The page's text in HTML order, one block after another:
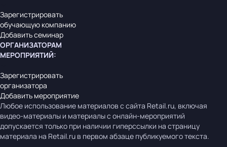
Зарегистрировать
обучающую компанию
Добавить семинар
ОРГАНИЗАТОРАМ
МЕРОПРИЯТИЙ:
Зарегистрировать
организатора
Добавить мероприятие
Любое использование материалов с сайта Retail.ru, включая
видео-материалы и материалы с онлайн-мероприятий
допускается только при наличии гиперссылки на страницу
материала на Retail.ru в первом абзаце публикуемого текста.